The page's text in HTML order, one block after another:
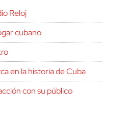
Reloj
cubano
en la historia de Cuba
con su público